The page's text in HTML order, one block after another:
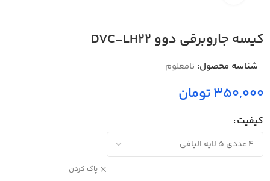
کیسه جاروبرقی دوو DVC-LH22
شناسه محصول: نامعلوم
350,000 تومان
کیفیت
پاک کردن